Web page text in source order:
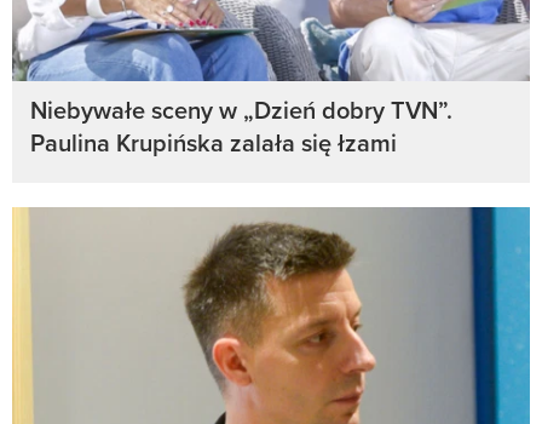
Niebywałe sceny w „Dzień dobry TVN”.
Paulina Krupińska zalała się łzami